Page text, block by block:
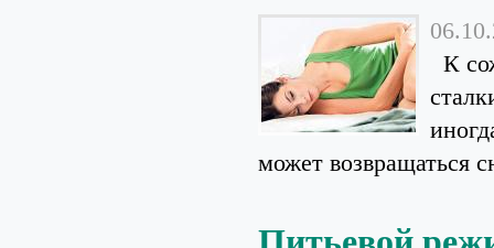
К
может возвращаться